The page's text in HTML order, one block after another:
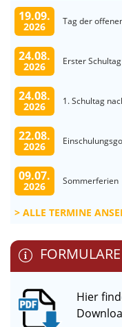
19.09.
2026 Tag der
24.08.
2026 Erster
24.08.
2026 1. Schultag
22.08.
2026
09.07.
2026 Sommerferien
ALLE TERMINE
FORMULARE
Hier